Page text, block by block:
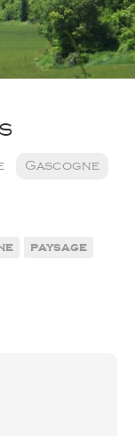
Gascogne
paysage